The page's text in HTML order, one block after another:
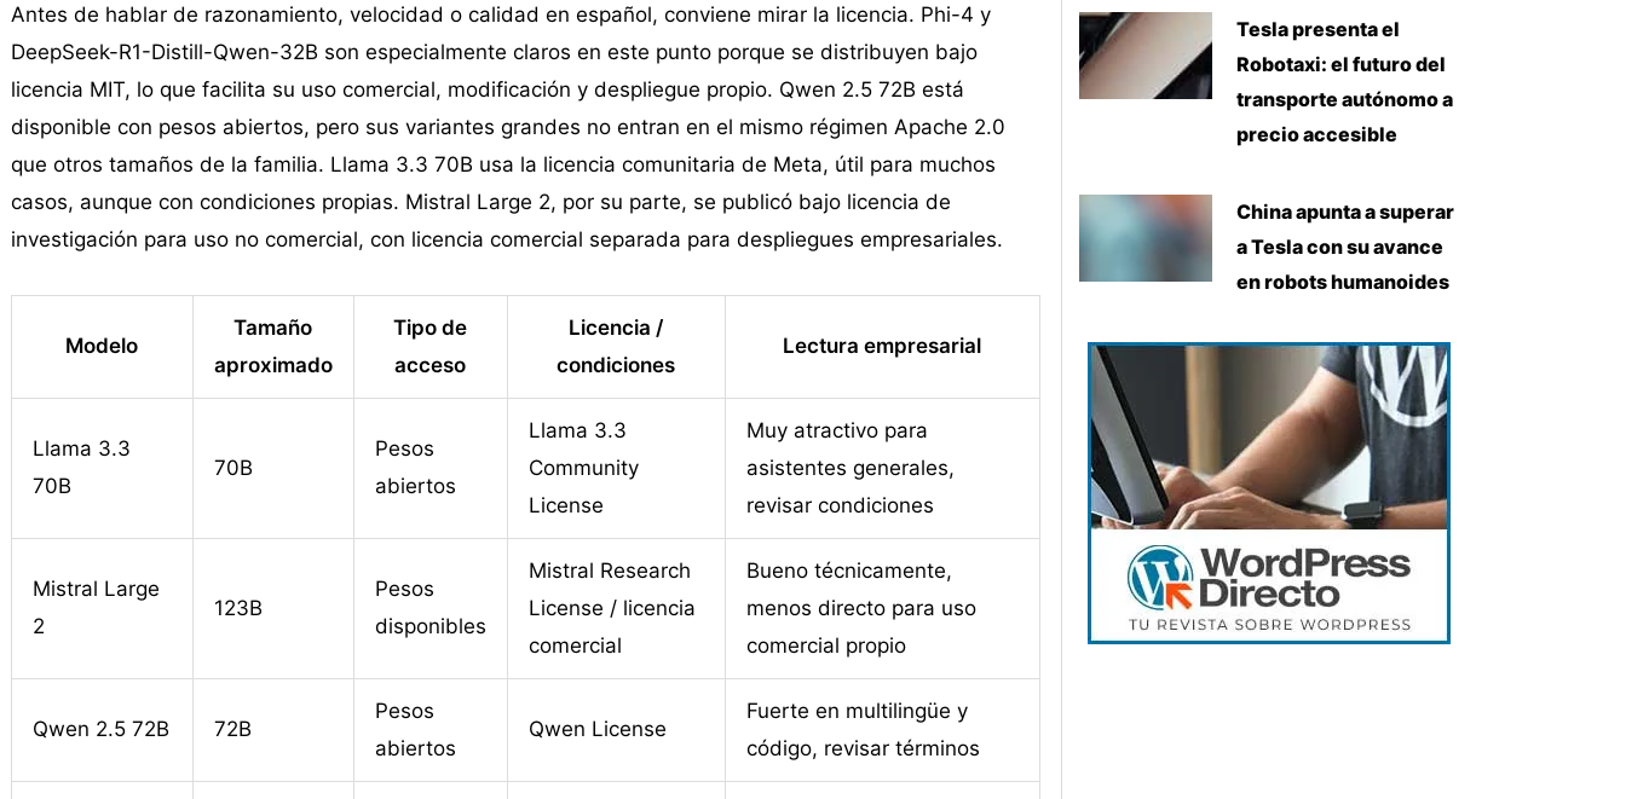
Antes de hablar de razonamiento, velocidad o calidad en español, conviene mirar la licencia. Phi-4 y
DeepSeek-R1-Distill-Qwen-32B son especialmente claros en este punto porque se distribuyen bajo
licencia MIT, lo que facilita su uso comercial, modificación y despliegue propio. Qwen 2.5 72B está
disponible con pesos abiertos, pero sus variantes grandes no entran en el mismo régimen Apache 2.0
que otros tamaños de la familia. Llama 3.3 70B usa la licencia comunitaria de Meta, útil para muchos
casos, aunque con condiciones propias. Mistral Large 2, por su parte, se publicó bajo licencia de
investigación para uso no comercial, con licencia comercial separada para despliegues empresariales.
Modelo
Tamaño
aproximado
Tipo de
acceso
Licencia /
condiciones
Lectura empresarial
Llama 3.3
70B
70B
Pesos
abiertos
Llama 3.3
Community
License
Muy atractivo para
asistentes generales,
revisar condiciones
Mistral Large
2
123B
Pesos
disponibles
Mistral Research
License / licencia
comercial
Bueno técnicamente,
menos directo para uso
comercial propio
Qwen 2.5 72B 72B
Pesos
abiertos
Qwen License
Fuerte en multilingüe y
código, revisar términos
Tesla presenta el
Robotaxi: el futuro del
transporte autónomo a
precio accesible
China apunta a superar
a Tesla con su avance
en robots humanoides